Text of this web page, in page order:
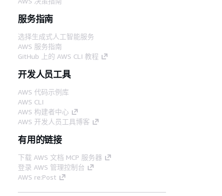
服务指南
选择生成式人工智能服务
AWS 服务指南
GitHub 上的 AWS CLI 教程
开发人员工具
AWS 代码示例库
AWS CLI
AWS 构建者中心
AWS 开发人员工具博客
有用的链接
下载 AWS 文档 MCP 服务器
登录 AWS 管理控制台
AWS re:Post